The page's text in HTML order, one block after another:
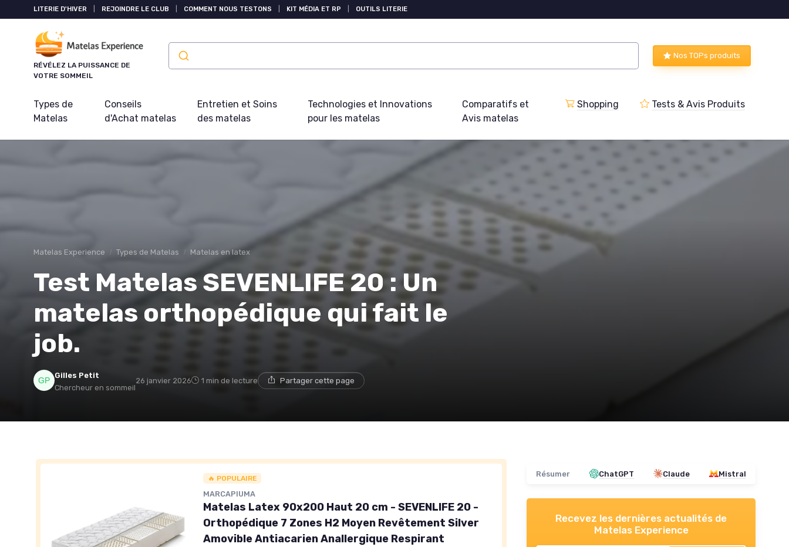
LITERIE D'HIVER REJOINDRE LE CLUB COMMENT NOUS TESTONS KIT MÉDIA ET RP OUTILS LITERIE
RÉVÉLEZ LA PUISSANCE DE
VOTRE SOMMEIL
Nos TOPs produits
Types de
Matelas
Conseils
d'Achat matelas
Entretien et Soins
des matelas
Technologies et Innovations
pour les matelas
Comparatifs et
Avis matelas
Shopping Tests & Avis Produits
Matelas Experience Types de Matelas Matelas en latex
Test Matelas SEVENLIFE 20 : Un
matelas orthopédique qui fait le
job.
Gilles Petit
Chercheur en sommeil
26 janvier 2026 1 min de lecture Partager cette page
🔥 POPULAIRE
MARCAPIUMA
Matelas Latex 90x200 Haut 20 cm - SEVENLIFE 20 -
Orthopédique 7 Zones H2 Moyen Revêtement Silver
Amovible Antiacarien Anallergique Respirant
Résumer ChatGPT Claude Mistral
Recevez les dernières actualités de
Matelas Experience
Panneau de gestion des cookies